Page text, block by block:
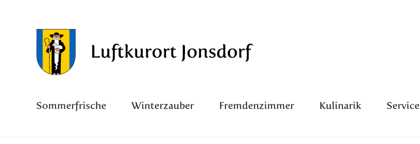
Sommerfrische Winterzauber Fremdenzimmer Kulinarik Service